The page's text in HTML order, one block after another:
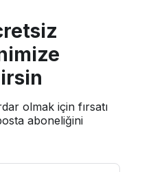
olmak için fırsatı
aboneliğini